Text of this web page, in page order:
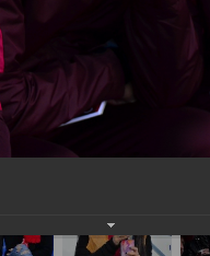
>
нашего сайта!
разместим их в